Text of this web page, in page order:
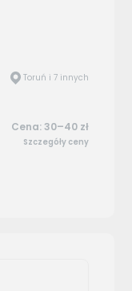
Toruń i 7 innych
Cena: 30–40 zł
Szczegóły ceny